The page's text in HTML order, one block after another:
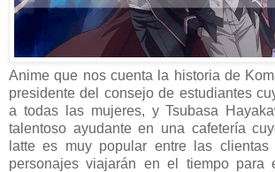
Anime que nos cuenta la historia de
presidente del consejo de estudiantes
a todas las mujeres, y Tsubasa
talentoso ayudante en una cafetería
latte es muy popular entre las
personajes viajarán en el tiempo para